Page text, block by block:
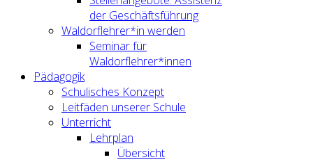
der Geschäftsführung
Waldorflehrer*in werden
Seminar für
Waldorflehrer*innen
Pädagogik
Schulisches Konzept
Leitfäden unserer Schule
Unterricht
Lehrplan
Übersicht